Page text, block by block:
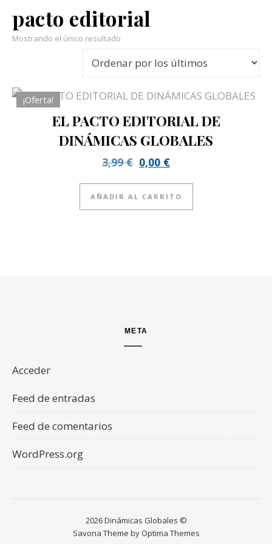
pacto editorial
Mostrando el único resultado
¡Oferta!
EL PACTO EDITORIAL DE
DINÁMICAS GLOBALES
3,99€ El precio original era:
0,00 €El precio actual es:
AÑADIR AL CARRITO
META
Acceder
Feed de entradas
Feed de comentarios
WordPress.org
2026 Dinámicas Globales ©
Savona Theme by Optima Themes